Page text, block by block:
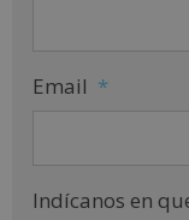
Email *
Indícanos en